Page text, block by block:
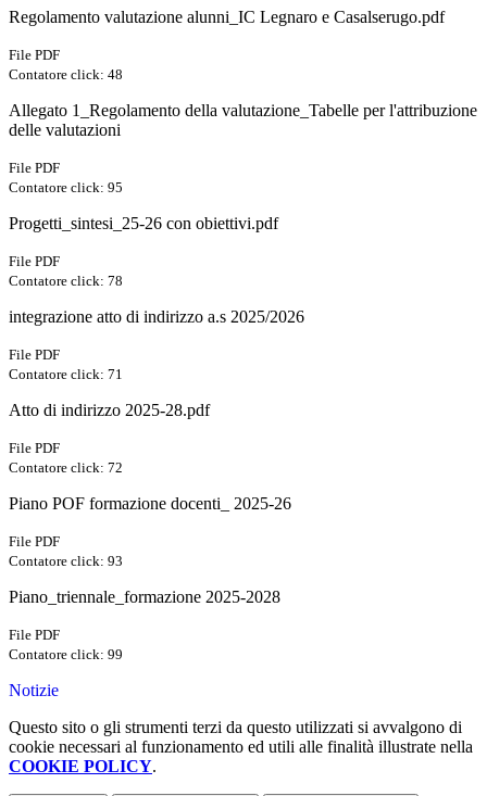
Regolamento valutazione alunni_IC Legnaro e Casalserugo.pdf
File PDF
Contatore click: 48
Allegato 1_Regolamento della valutazione_Tabelle per l'attribuzione
delle valutazioni
File PDF
Contatore click: 95
Progetti_sintesi_25-26 con obiettivi.pdf
File PDF
Contatore click: 78
integrazione atto di indirizzo a.s 2025/2026
File PDF
Contatore click: 71
Atto di indirizzo 2025-28.pdf
File PDF
Contatore click: 72
Piano POF formazione docenti_ 2025-26
File PDF
Contatore click: 93
Piano_triennale_formazione 2025-2028
File PDF
Contatore click: 99
Notizie
Questo sito o gli strumenti terzi da questo utilizzati si avvalgono di
cookie necessari al funzionamento ed utili alle finalità illustrate nella
COOKIE POLICY.